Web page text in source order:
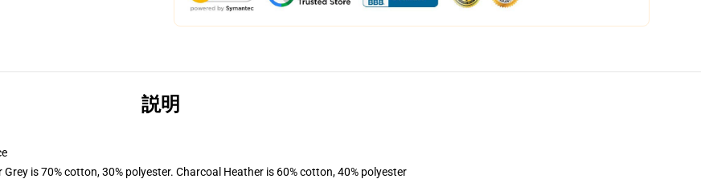
説明
is 70% cotton, 30% polyester. Charcoal Heather is 60% cotton, 40% polyester